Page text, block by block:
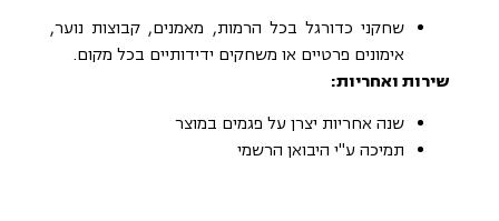
שחקני כדורגל בכל הרמות, מאמנים, קבוצות נוער,
אימונים פרטיים או משחקים ידידותיים בכל מקום.
שירות ואחריות:
שנה אחריות יצרן על פגמים במוצר
תמיכה ע"י היבואן הרשמי